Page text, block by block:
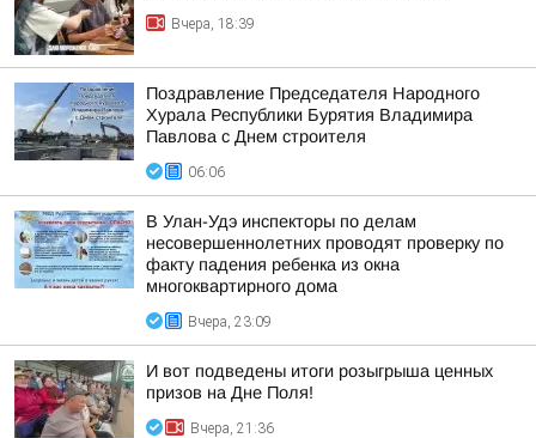
Вчера, 18:39
Поздравление Председателя Народного
Хурала Республики Бурятия Владимира
Павлова с Днем строителя
06:06
В Улан-Удэ инспекторы по делам
несовершеннолетних проводят проверку по
факту падения ребенка из окна
многоквартирного дома
Вчера, 23:09
И вот подведены итоги розыгрыша ценных
призов на Дне Поля!
Вчера, 21:36